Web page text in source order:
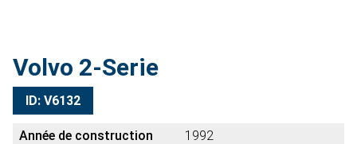
Volvo 2-Serie
ID: V6132
Année de construction
1992